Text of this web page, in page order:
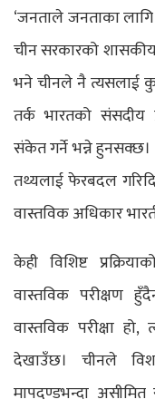
‘जनताले जनताका
चीन सरकारको
भने चीनले नै त्यसलाई
तर्क भारतको संसदीय
संकेत गर्ने भन्ने
तथ्यलाई फेरबदल
वास्तविक अधिकार
केही विशिष्ट
वास्तविक परीक्षण
वास्तविक परीक्षा
देखाउँछ। चीनले
मापदण्डभन्दा